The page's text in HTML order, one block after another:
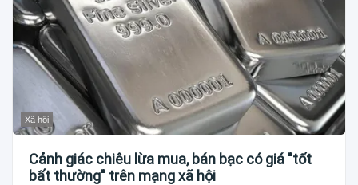
Xã hội
Cảnh giác chiêu lừa mua, bán bạc có giá "tốt
bất thường" trên mạng xã hội